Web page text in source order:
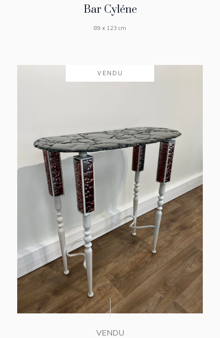
Bar Cyléne
89 x 123 cm
VENDU
VENDU